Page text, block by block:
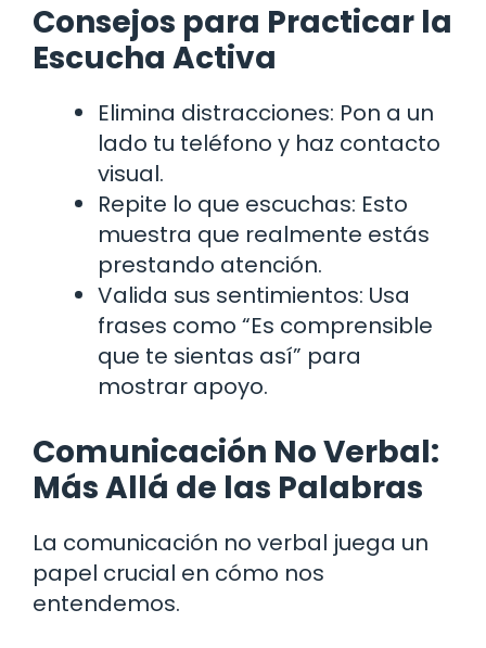
Consejos para Practicar la
Escucha Activa
Elimina distracciones: Pon a un
lado tu teléfono y haz contacto
visual.
Repite lo que escuchas: Esto
muestra que realmente estás
prestando atención.
Valida sus sentimientos: Usa
frases como “Es comprensible
que te sientas así” para
mostrar apoyo.
Comunicación No Verbal:
Más Allá de las Palabras
La comunicación no verbal juega un
papel crucial en cómo nos
entendemos.